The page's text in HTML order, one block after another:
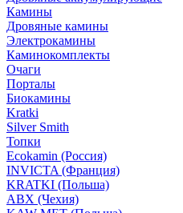
Камины
Дровяные камины
Электрокамины
Каминокомплекты
Очаги
Порталы
Биокамины
Kratki
Silver Smith
Топки
Ecokamin (Россия)
INVICTA (Франция)
KRATKI (Польша)
ABX (Чехия)